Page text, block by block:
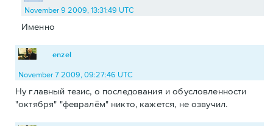
November 9 2009, 13:31:49 UTC
Именно
enzel
November 7 2009, 09:27:46 UTC
Ну главный тезис, о последования и обусловленности
"октября" "февралём" никто, кажется, не озвучил.